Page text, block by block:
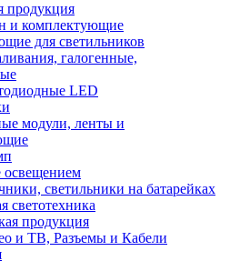
продукция
и комплектующие
для светильников
галогенные,
LED
модули, ленты и
освещением
светильники на батарейках
светотехника
продукция
и ТВ, Разъемы и Кабели